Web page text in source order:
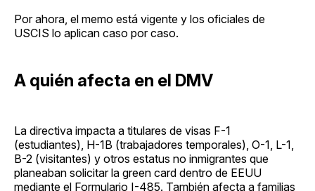
Por ahora, el memo está vigente y los oficiales de
USCIS lo aplican caso por caso.
A quién afecta en el DMV
La directiva impacta a titulares de visas F-1
(estudiantes), H-1B (trabajadores temporales), O-1, L-1,
B-2 (visitantes) y otros estatus no inmigrantes que
planeaban solicitar la green card dentro de EEUU
mediante el Formulario I-485. También afecta a familias